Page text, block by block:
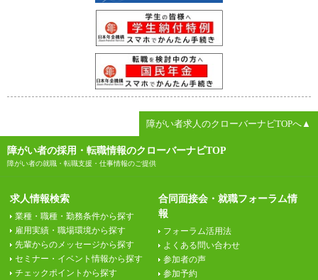
障がい者求人のクローバーナビTOPへ▲
障がい者の採用・転職情報のクローバーナビTOP
障がい者の就職・転職支援・仕事情報のご提供
求人情報検索
業種・職種・勤務条件から探す
雇用実績・職場環境から探す
先輩からのメッセージから探す
セミナー・イベント情報から探す
チェックポイントから探す
合同面接会・就職フォーラム情
報
フォーラム活用法
よくある問い合わせ
参加者の声
参加予約